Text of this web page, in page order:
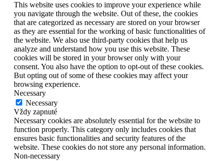
This website uses cookies to improve your experience while
you navigate through the website. Out of these, the cookies
that are categorized as necessary are stored on your browser
as they are essential for the working of basic functionalities of
the website. We also use third-party cookies that help us
analyze and understand how you use this website. These
cookies will be stored in your browser only with your
consent. You also have the option to opt-out of these cookies.
But opting out of some of these cookies may affect your
browsing experience.
Necessary
Necessary
Vždy zapnuté
Necessary cookies are absolutely essential for the website to
function properly. This category only includes cookies that
ensures basic functionalities and security features of the
website. These cookies do not store any personal information.
Non-necessary